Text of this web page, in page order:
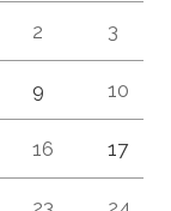
2 3
9 10
16 17